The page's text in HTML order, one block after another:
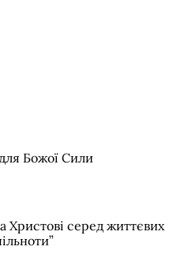
Божої Сили
Христові серед життєвих